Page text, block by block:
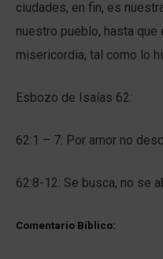
ciudades, en fin, es
nuestro pueblo, hasta que
misericordia, tal como lo
Esbozo de Isaías 62:
62:1 – 7: Por amor no
62:8-12: Se busca, no se
Comentario Bíblico: